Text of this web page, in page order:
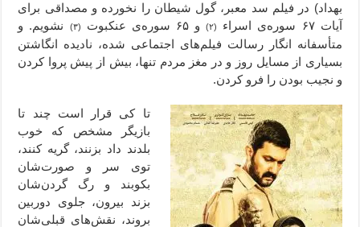
بهداد) در فیلم سد معبر، گول شیطان را نخورده و مصداقی برای
آیات ۶۷ سوره‌ی اسراء
(۲) و ۶۵ سوره‌ی عنکبوت (۳)
نشویم. و
متأسفانه انگار رسالت فیلم‌های اجتماعی شده، نادیده انگاشتن
بسیاری از مسايل روز و در مغز مردم تنها، بیش از پیش پروا کردن
و نجیب بودن را فرو کردن.
تا کی قرار است چند تا
بازیگر مشخص که خوب
بلدند داد بزنند، گریه کنند،
توی سر و صورت‌شان
بکوبند و رگ گردن‌شان
بزند بیرون، جلوی دوربین
بروند، نقش‌های قبلی‌شان